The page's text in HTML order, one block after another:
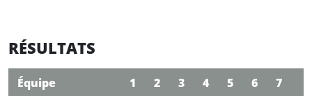
RÉSULTATS
Équipe 1 2 3 4 5 6 7